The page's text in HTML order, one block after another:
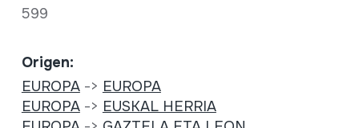
599
Origen:
EUROPA-> EUROPA
EUROPA-> EUSKAL HERRIA